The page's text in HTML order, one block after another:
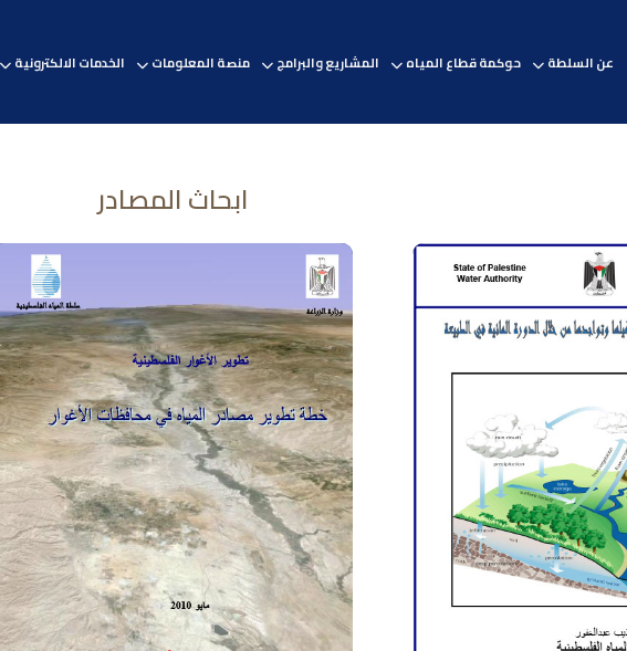
عن السلطة حوكمة قطاع المياه المشاريع والبرامج منصة المعلومات الخدمات الالكترونية
ابحاث المصادر